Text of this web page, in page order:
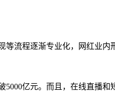
等流程逐渐专业化，网红业内
亿元。而且，在线直播